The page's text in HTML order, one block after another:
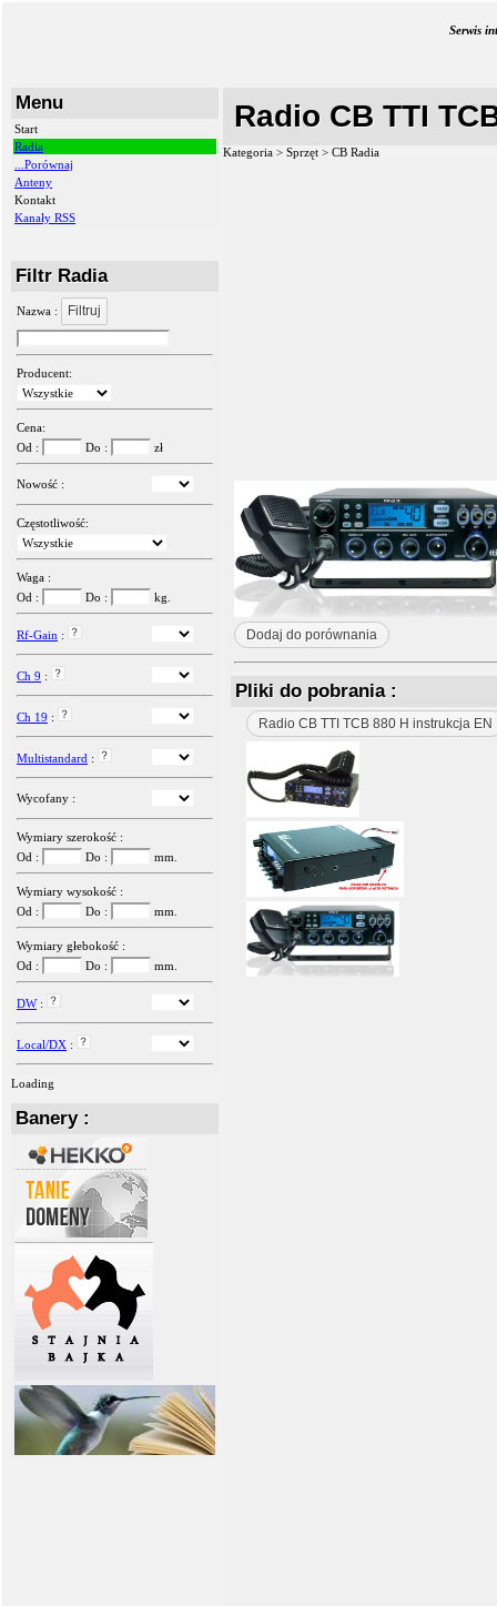
Serwis
Menu
Start
Radia
...Porównaj
Anteny
Kontakt
Kanały RSS
Filtr Radia
Nazwa : Filtruj
Producent:
Cena:
Od :
Do : zł
Nowość :
Częstotliwość:
Waga :
Od :
Do : kg.
Rf-Gain :
Ch 9 :
Ch 19 :
Multistandard :
Wycofany :
Wymiary szerokość :
Od :
Do : mm.
Wymiary wysokość :
Od :
Do : mm.
Wymiary głebokość :
Od :
Do : mm.
DW:
Local/DX :
Loading
Banery :
Radio CB TTI
Kategoria > Sprzęt > CB Radia
Dodaj do porównania
Pliki do pobrania :
Radio CB TTI TCB 880 H instrukcja EN